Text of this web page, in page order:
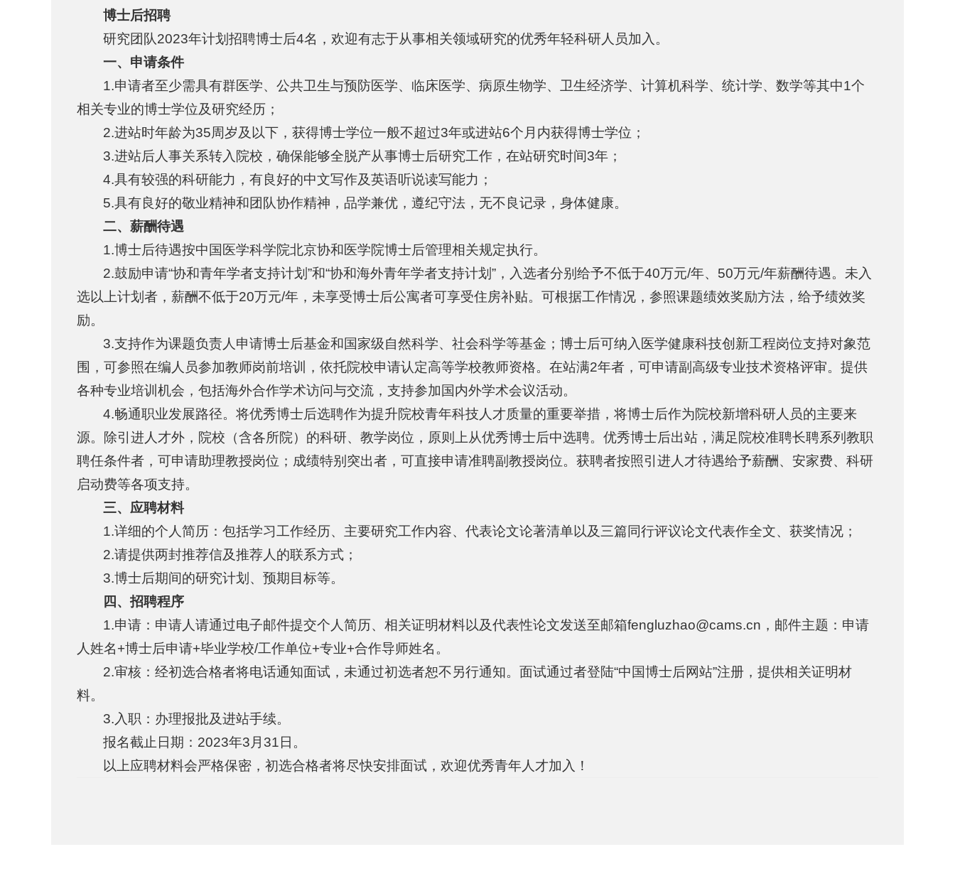
博士后招聘
研究团队2023年计划招聘博士后4名，欢迎有志于从事相关领域研究的优秀年轻科研人员加入。
一、申请条件
1.申请者至少需具有群医学、公共卫生与预防医学、临床医学、病原生物学、卫生经济学、计算机科学、统计学、数学等其中1个
相关专业的博士学位及研究经历；
2.进站时年龄为35周岁及以下，获得博士学位一般不超过3年或进站6个月内获得博士学位；
3.进站后人事关系转入院校，确保能够全脱产从事博士后研究工作，在站研究时间3年；
4.具有较强的科研能力，有良好的中文写作及英语听说读写能力；
5.具有良好的敬业精神和团队协作精神，品学兼优，遵纪守法，无不良记录，身体健康。
二、薪酬待遇
1.博士后待遇按中国医学科学院北京协和医学院博士后管理相关规定执行。
2.鼓励申请“协和青年学者支持计划”和“协和海外青年学者支持计划”，入选者分别给予不低于40万元/年、50万元/年薪酬待遇。未入
选以上计划者，薪酬不低于20万元/年，未享受博士后公寓者可享受住房补贴。可根据工作情况，参照课题绩效奖励方法，给予绩效奖
励。
3.支持作为课题负责人申请博士后基金和国家级自然科学、社会科学等基金；博士后可纳入医学健康科技创新工程岗位支持对象范
围，可参照在编人员参加教师岗前培训，依托院校申请认定高等学校教师资格。在站满2年者，可申请副高级专业技术资格评审。提供
各种专业培训机会，包括海外合作学术访问与交流，支持参加国内外学术会议活动。
4.畅通职业发展路径。将优秀博士后选聘作为提升院校青年科技人才质量的重要举措，将博士后作为院校新增科研人员的主要来
源。除引进人才外，院校（含各所院）的科研、教学岗位，原则上从优秀博士后中选聘。优秀博士后出站，满足院校准聘长聘系列教职
聘任条件者，可申请助理教授岗位；成绩特别突出者，可直接申请准聘副教授岗位。获聘者按照引进人才待遇给予薪酬、安家费、科研
启动费等各项支持。
三、应聘材料
1.详细的个人简历：包括学习工作经历、主要研究工作内容、代表论文论著清单以及三篇同行评议论文代表作全文、获奖情况；
2.请提供两封推荐信及推荐人的联系方式；
3.博士后期间的研究计划、预期目标等。
四、招聘程序
1.申请：申请人请通过电子邮件提交个人简历、相关证明材料以及代表性论文发送至邮箱fengluzhao@cams.cn，邮件主题：申请
人姓名+博士后申请+毕业学校/工作单位+专业+合作导师姓名。
2.审核：经初选合格者将电话通知面试，未通过初选者恕不另行通知。面试通过者登陆“中国博士后网站”注册，提供相关证明材
料。
3.入职：办理报批及进站手续。
报名截止日期：2023年3月31日。
以上应聘材料会严格保密，初选合格者将尽快安排面试，欢迎优秀青年人才加入！